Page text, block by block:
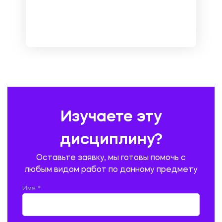
ПРОИЗВОДСТВО ПРОДУКЦИИ И ОРГАНИЗАЦИЯ ОБЩЕСТВЕННОГО
ПРОМЫШЛЕННОЕ И ГРАЖДАНСКОЕ СТРОИТЕЛЬСТВО
СОЦИАЛЬНО-ГУМАНИТАРНЫЕ НАУКИ СТАРОСЛАВЯНСКИЙ ЯЗЫК
Изучаете эту
дисциплину?
Оставьте заявку, мы готовы помочь с
любым видом работ по данному предмету
Имя *